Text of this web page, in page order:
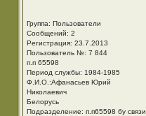
Группа: Пользователи
Сообщений: 2
Регистрация: 23.7.2013
Пользователь №: 7 844
п.п 65598
Период службы: 1984-1985
Ф.И.О.:Афанасьев Юрий
Николаевич
Белорусь
Подразделение: п.п65598 бу связи